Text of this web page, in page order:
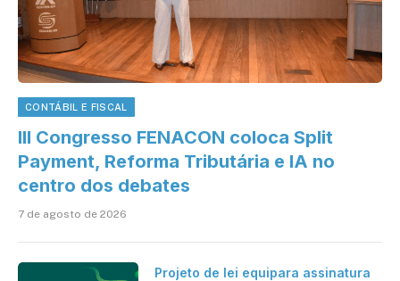
CONTÁBIL E FISCAL
III Congresso FENACON coloca Split
Payment, Reforma Tributária e IA no
centro dos debates
7 de agosto de 2026
Projeto de lei equipara assinatura